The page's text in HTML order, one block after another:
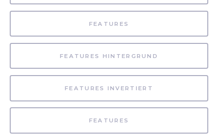
FEATURES
FEATURES HINTERGRUND
FEATURES INVERTIERT
FEATURES